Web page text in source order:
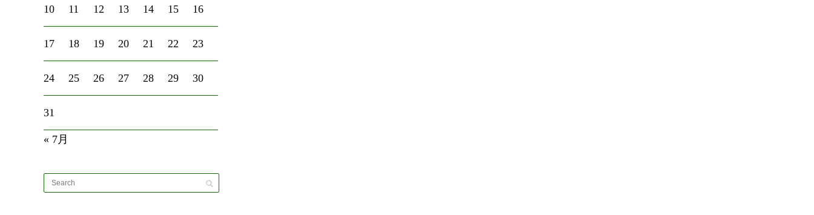
10 11 12 13 14 15 16
17 18 19 20 21 22 23
24 25 26 27 28 29 30
31
« 7月